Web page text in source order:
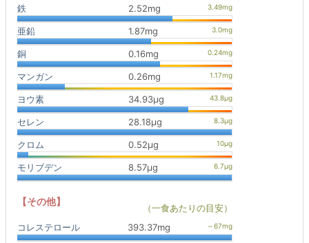
鉄 2.52mg
亜鉛 1.87mg
銅 0.16mg
マンガン 0.26mg
ヨウ素 34.93μg
セレン 28.18μg
クロム 0.52μg
モリブデン 8.57μg
【その他】
（一食あたりの目安）
コレステロール
393.37mg